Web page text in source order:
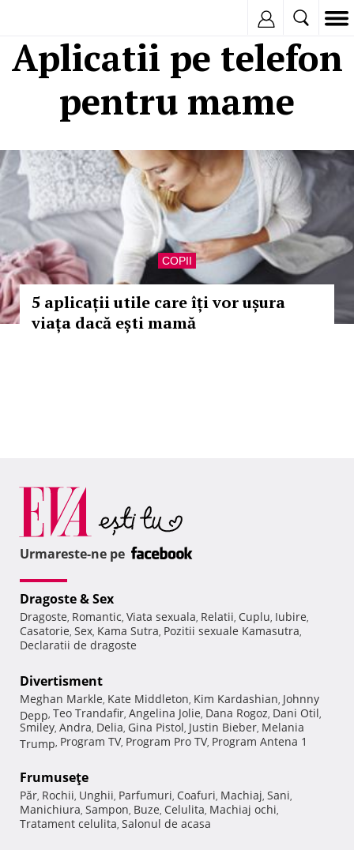
Aplicatii pe telefon
pentru mame
COPII
5 aplicații utile care îți vor ușura
viața dacă ești mamă
Urmareste-ne pe
Dragoste & Sex
Dragoste, Romantic, Viata sexuala, Relatii, Cuplu, Iubire,
Casatorie, Sex, Kama Sutra, Pozitii sexuale Kamasutra,
Declaratii de dragoste
Divertisment
Meghan Markle, Kate Middleton, Kim Kardashian, Johnny
Depp, Teo Trandafir, Angelina Jolie, Dana Rogoz, Dani Otil,
Smiley, Andra, Delia, Gina Pistol, Justin Bieber, Melania
Trump, Program TV, Program Pro TV, Program Antena 1
Frumuseţe
Păr, Rochii, Unghii, Parfumuri, Coafuri, Machiaj, Sani,
Manichiura, Sampon, Buze, Celulita, Machiaj ochi,
Tratament celulita, Salonul de acasa